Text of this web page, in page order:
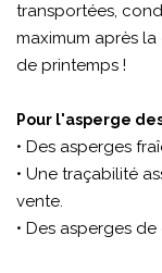
transportées,
maximum après
de printemps !
Pour l'asperge
• Des asperges
• Une traçabilité
vente.
• Des asperges